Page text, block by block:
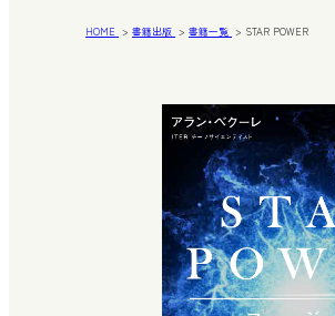
HOME 書籍出版 書籍一覧 STAR POWER